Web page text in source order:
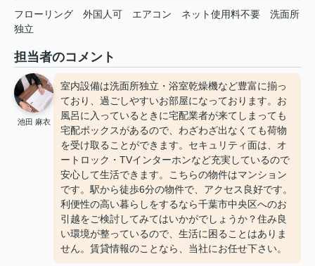
フローリング 外国人可 エアコン ネット使用料不要
洗面所
独立
担当者のコメント
池田 麻衣
室内設備は洗面所独立・浴室乾燥機など豊富に揃っ
ており、過ごしやすいお部屋になっております。お
風呂に入っているときに宅配業者が来てしまっても
宅配ボックスがあるので、わざわざ出なくても荷物
を受け取ることができます。セキュリティ面は、オ
ートロック・TVインターホンなど充実しているので
安心して生活できます。こちらの物件はマンション
です。駅から徒歩6分の物件で、アクセス良好です。
利便性の高い暮らしをするなら千葉市中央区へのお
引越をご検討してみてはいかがでしょうか？住み良
い環境が整っているので、生活に困ることはありま
せん。賃貸情報のことなら、当社にお任せ下さい。